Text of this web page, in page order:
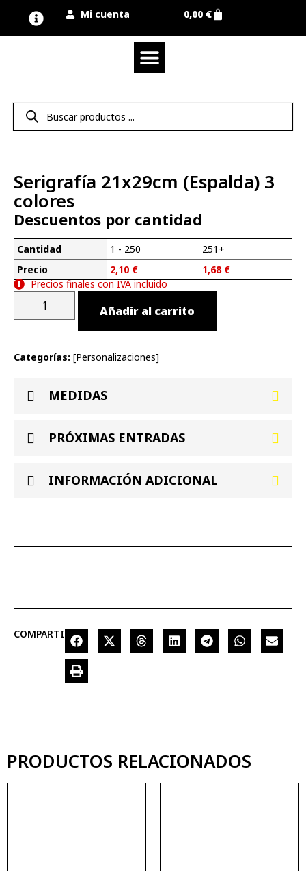
Mi cuenta 0,00 €
Serigrafía 21x29cm (Espalda) 3
colores
Descuentos por cantidad
Cantidad
Precio
1 - 250
2,10 €
251+
1,68 €
Precios finales con IVA incluido
Añadir al carrito
Categorías: [Personalizaciones]
MEDIDAS
PRÓXIMAS ENTRADAS
INFORMACIÓN ADICIONAL
COMPARTIR
PRODUCTOS RELACIONADOS